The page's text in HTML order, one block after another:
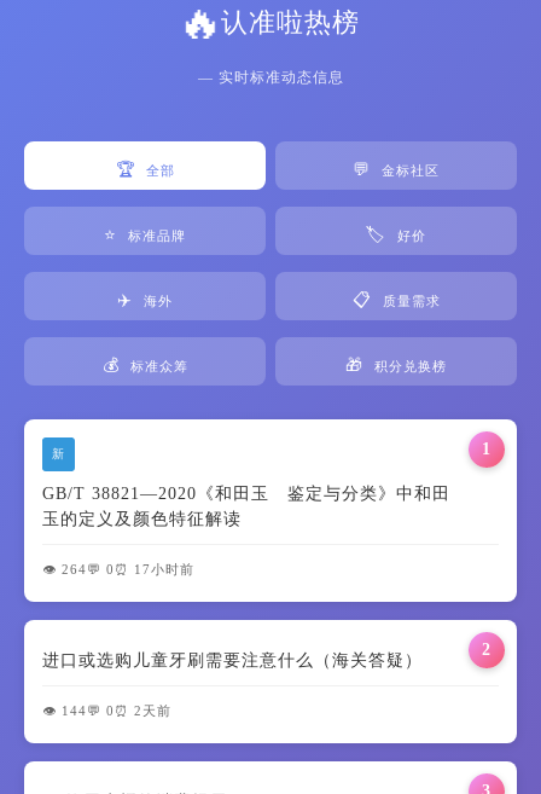
🔥认准啦热榜
— 实时标准动态信息
🏆 全部 💬 金标社区
⭐ 标准品牌 🏷️ 好价
✈️ 海外 📋 质量需求
💰 标准众筹 🎁 积分兑换榜
1
新
GB/T 38821—2020《和田玉 鉴定与分类》中和田
玉的定义及颜色特征解读
👁️ 264💬 0 ⏰ 17小时前
2
进口或选购儿童牙刷需要注意什么（海关答疑）
👁️ 144💬 0 ⏰ 2天前